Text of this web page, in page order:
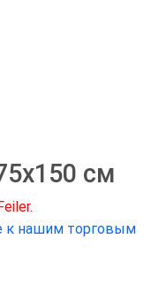
см
к нашим торговым